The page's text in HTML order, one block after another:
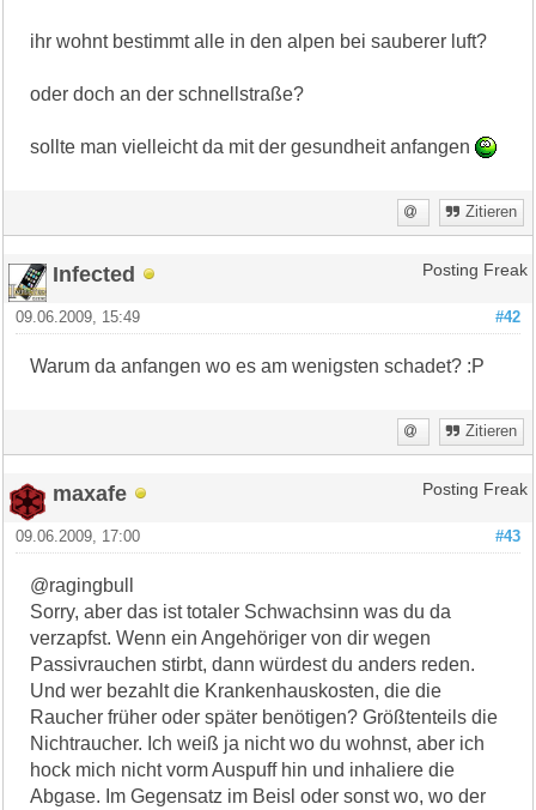
ihr wohnt bestimmt alle in den alpen bei sauberer luft?
oder doch an der schnellstraße?
sollte man vielleicht da mit der gesundheit anfangen
Zitieren
Infected Posting Freak
#42
09.06.2009, 15:49
Warum da anfangen wo es am wenigsten schadet? :P
Zitieren
maxafe Posting Freak
#43
09.06.2009, 17:00
@ragingbull
Sorry, aber das ist totaler Schwachsinn was du da
verzapfst. Wenn ein Angehöriger von dir wegen
Passivrauchen stirbt, dann würdest du anders reden.
Und wer bezahlt die Krankenhauskosten, die die
Raucher früher oder später benötigen? Größtenteils die
Nichtraucher. Ich weiß ja nicht wo du wohnst, aber ich
hock mich nicht vorm Auspuff hin und inhaliere die
Abgase. Im Gegensatz im Beisl oder sonst wo, wo der